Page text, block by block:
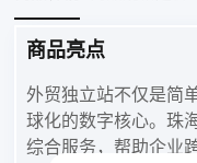
商品亮点
外贸独立站不仅是简
球化的数字核心。珠
综合服务，帮助企业